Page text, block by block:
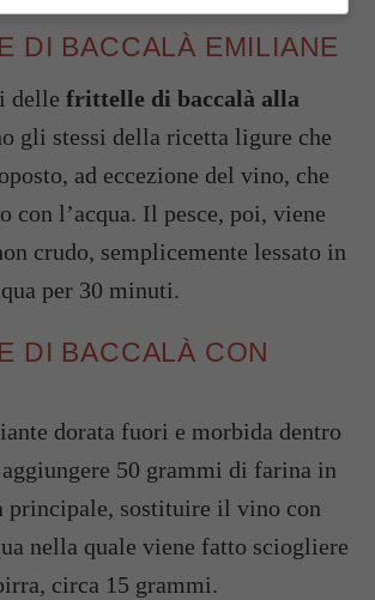
DI BACCALÀ EMILIANE
delle frittelle di baccalà alla
gli stessi della ricetta ligure che
ad eccezione del vino, che
con l’acqua. Il pesce, poi, viene
crudo, semplicemente lessato in
per 30 minuti.
DI BACCALÀ CON
dorata fuori e morbida dentro
50 grammi di farina in
principale, sostituire il vino con
nella quale viene fatto sciogliere
circa 15 grammi.